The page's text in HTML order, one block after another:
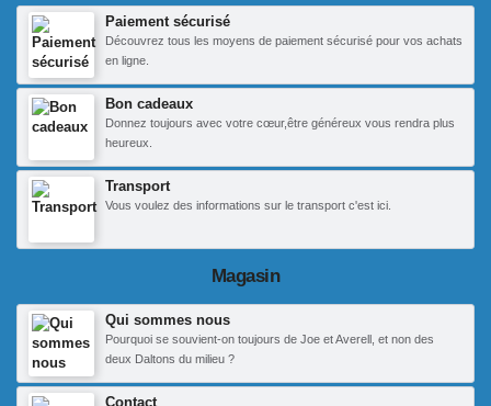
Paiement sécurisé
Découvrez tous les moyens de paiement sécurisé pour vos achats
en ligne.
Bon cadeaux
Donnez toujours avec votre cœur,être généreux vous rendra plus
heureux.
Transport
Vous voulez des informations sur le transport c'est ici.
Magasin
Qui sommes nous
Pourquoi se souvient-on toujours de Joe et Averell, et non des
deux Daltons du milieu ?
Contact